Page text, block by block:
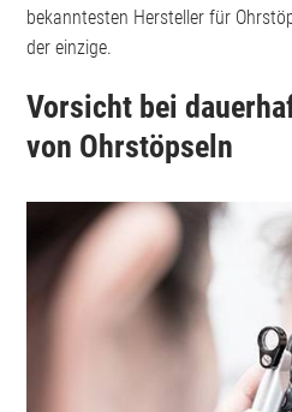
bekanntesten Hersteller für
der einzige.
Vorsicht bei
von Ohrstöpseln